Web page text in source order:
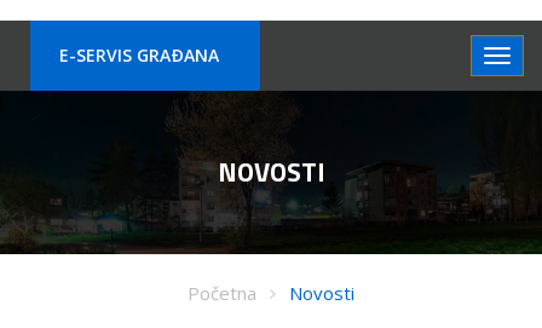
E-SERVIS GRAÐANA
NOVOSTI
Početna Novosti